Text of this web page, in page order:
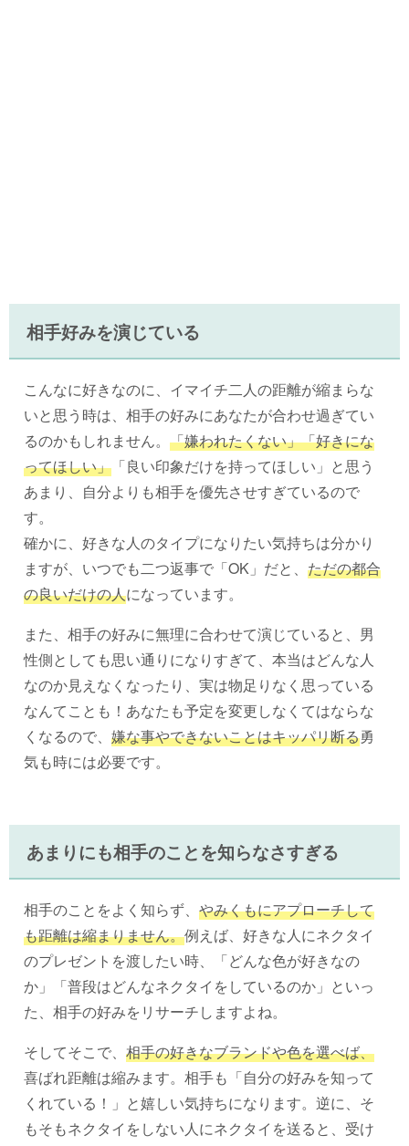
相手好みを演じている
こんなに好きなのに、イマイチ二人の距離が縮まらな
いと思う時は、相手の好みにあなたが合わせ過ぎてい
るのかもしれません。 「嫌われたくない」「好きにな
ってほしい」 「良い印象だけを持ってほしい」と思う
あまり、自分よりも相手を優先させすぎているので
す。
確かに、好きな人のタイプになりたい気持ちは分かり
ますが、いつでも二つ返事で「OK」だと、 ただの都合
の良いだけの人になっています。
また、相手の好みに無理に合わせて演じていると、男
性側としても思い通りになりすぎて、本当はどんな人
なのか見えなくなったり、実は物足りなく思っている
なんてことも！あなたも予定を変更しなくてはならな
くなるので、 嫌な事やできないことはキッパリ断る勇
気も時には必要です。
あまりにも相手のことを知らなさすぎる
相手のことをよく知らず、 やみくもにアプローチして
も距離は縮まりません。例えば、好きな人にネクタイ
のプレゼントを渡したい時、「どんな色が好きなの
か」「普段はどんなネクタイをしているのか」といっ
た、相手の好みをリサーチしますよね。
そしてそこで、 相手の好きなブランドや色を選べば、
喜ばれ距離は縮みます。相手も「自分の好みを知って
くれている！」と嬉しい気持ちになります。逆に、そ
もそもネクタイをしない人にネクタイを送ると、受け